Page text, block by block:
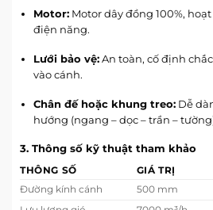
Motor:Motor dây đồng 100%,
điện năng.
Lưới bảo vệ:An toàn, cố định
vào cánh.
Chân đế hoặc khung treo:Dễ
hướng (ngang – dọc – trần –
3. Thông số kỹ thuật tham khảo
THÔNG SỐ
GIÁ TRỊ
Đường kính cánh
500 mm